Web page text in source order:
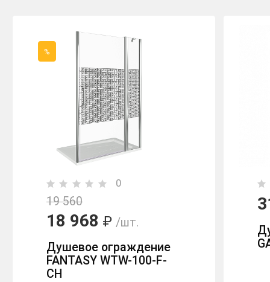
%
0
19 560
18 968 ₽ /шт.
Душевое ограждение
FANTASY WTW-100-F-
CH